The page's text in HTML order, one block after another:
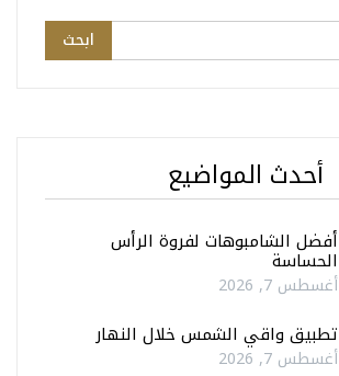
أحدث المواضيع
أفضل الشامبوهات لفروة الرأس
الحساسة
أغسطس 7, 2026
تطبيق واقي الشمس خلال النهار
أغسطس 7, 2026